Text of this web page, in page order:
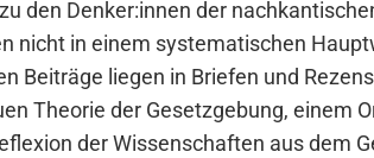
den Denker:innen der
nicht in einem sys­te­ma­ti­schen
Bei­trä­ge lie­gen in Brie­fen und
Theo­rie der Gesetz­ge­bung, einem
der Wis­sen­schaf­ten aus dem